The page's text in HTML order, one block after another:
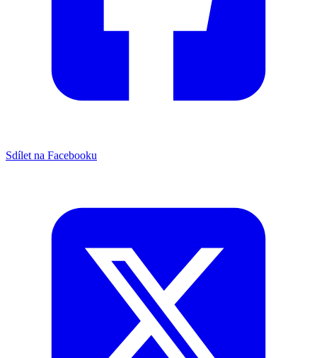
Sdílet na Facebooku